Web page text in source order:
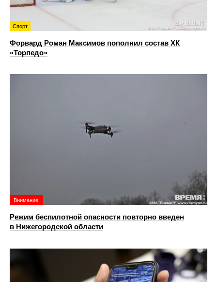
Спорт
Форвард Роман Максимов пополнил состав ХК
«Торпедо»
Внимание!
Режим беспилотной опасности повторно введен
в Нижегородской области